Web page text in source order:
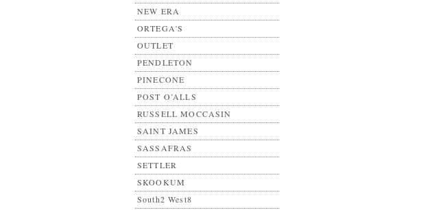
NEW ERA
ORTEGA'S
OUTLET
PENDLETON
PINECONE
POST O’ALLS
RUSSELL MOCCASIN
SAINT JAMES
SASSAFRAS
SETTLER
SKOOKUM
South2 West8